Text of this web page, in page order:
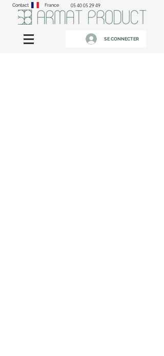
Contact France 05 40 05 29 49
SE CONNECTER